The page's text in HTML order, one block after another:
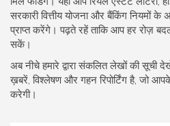
सरकारी वित्तीय योजना और बैंकिंग नियमों के
प्राप्त करेंगे। पढ़ते रहें ताकि आप हर रोज़
सकें।
अब नीचे हमारे द्वारा संकलित लेखों की सूची
ख़बरें, विश्लेषण और गहन रिपोर्टिंग है, जो
करेगी।